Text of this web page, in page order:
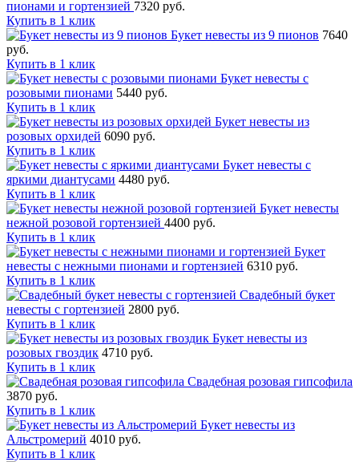
пионами и гортензией 7320 руб.
Купить в 1 клик
Букет невесты из 9 пионов 7640
руб.
Купить в 1 клик
Букет невесты с
розовыми пионами 5440 руб.
Купить в 1 клик
Букет невесты из
розовых орхидей 6090 руб.
Купить в 1 клик
Букет невесты с
яркими диантусами 4480 руб.
Купить в 1 клик
Букет невесты
нежной розовой гортензией 4400 руб.
Купить в 1 клик
Букет
невесты с нежными пионами и гортензией 6310 руб.
Купить в 1 клик
Свадебный букет
невесты с гортензией 2800 руб.
Купить в 1 клик
Букет невесты из
розовых гвоздик 4710 руб.
Купить в 1 клик
Свадебная розовая гипсофила
3870 руб.
Купить в 1 клик
Букет невесты из
Альстромерий 4010 руб.
Купить в 1 клик